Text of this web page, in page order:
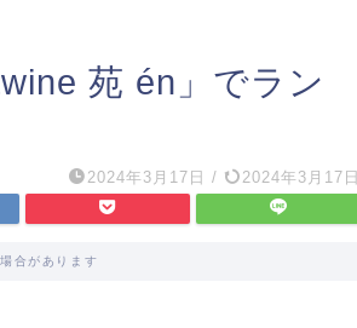
苑 én」でラン
2024年3月17日 / 2024年3月17日
合があります